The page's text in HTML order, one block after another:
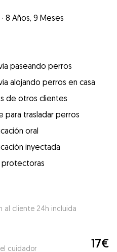
· 8 Años, 9 Meses
paseando perros
alojando perros en casa
de otros clientes
para trasladar perros
oral
inyectada
protectoras
al cliente 24h incluida
cuidador 17€